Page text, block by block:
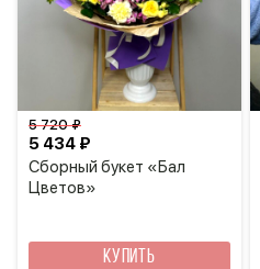
Сборный букет «Бал
Цветов»
5 434 ₽
5 720 ₽
КУПИТЬ